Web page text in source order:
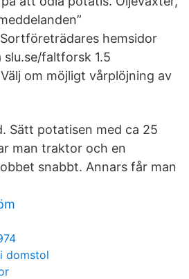
hemsidor
faltforsk 1.5
om möjligt vårplöjning av
Sätt potatisen med ca 25
man traktor och en
snabbt. Annars får man
domstol